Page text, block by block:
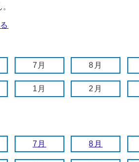
7月 8月
1月 2月
7月 8月